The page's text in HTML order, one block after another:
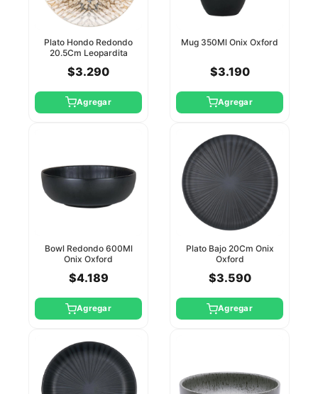
Plato Hondo Redondo
20.5Cm Leopardita
$3.290
Agregar
Mug 350Ml Onix Oxford
$3.190
Agregar
Bowl Redondo 600Ml
Onix Oxford
$4.189
Agregar
Plato Bajo 20Cm Onix
Oxford
$3.590
Agregar